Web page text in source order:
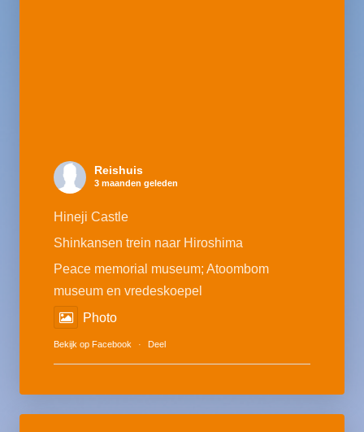
Reishuis
3 maanden geleden
Hineji Castle
Shinkansen trein naar Hiroshima
Peace memorial museum; Atoombom
museum en vredeskoepel
Photo
Bekijk op Facebook · Deel